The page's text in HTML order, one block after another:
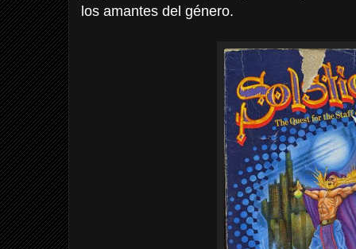
los amantes del género.